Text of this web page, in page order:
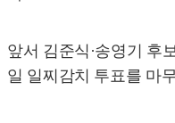
앞서 김준식·송영기 후
일 일찌감치 투표를 마